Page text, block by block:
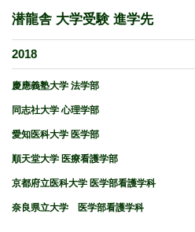
潜龍舎 大学受験 進学先
2018
慶應義塾大学 法学部
同志社大学 心理学部
愛知医科大学 医学部
順天堂大学 医療看護学部
京都府立医科大学 医学部看護学科
奈良県立大学 医学部看護学科